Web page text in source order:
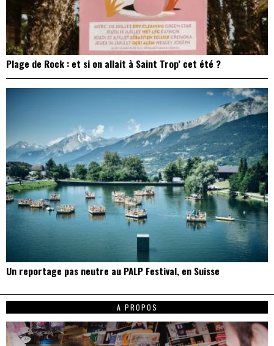
Plage de Rock : et si on allait à Saint Trop’ cet été ?
Un reportage pas neutre au PALP Festival, en Suisse
A PROPOS